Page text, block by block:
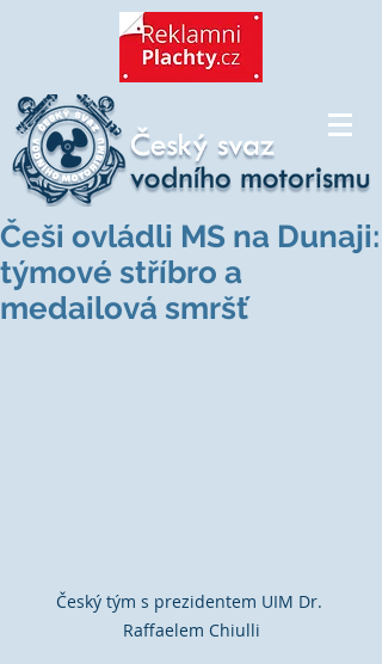
Češi ovládli MS na Dunaji:
týmové stříbro a
medailová smršť
Český tým s prezidentem UIM Dr.
Raffaelem Chiulli